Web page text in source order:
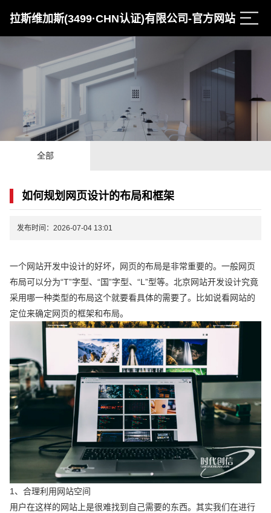
拉斯维加斯(3499·CHN认证)有限公司-官方网站
全部
如何规划网页设计的布局和框架
发布时间：2026-07-04 13:01
一个网站开发中设计的好坏，网页的布局是非常重要的。一般网页
布局可以分为“T”字型、“国”字型、“L”型等。北京网站开发设计究竟
采用哪一种类型的布局这个就要看具体的需要了。比如说看网站的
定位来确定网页的框架和布局。
1、合理利用网站空间
用户在这样的网站上是很难找到自己需要的东西。其实我们在进行